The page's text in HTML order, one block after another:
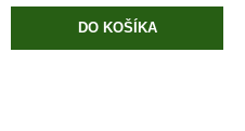
DO KOŠÍKA